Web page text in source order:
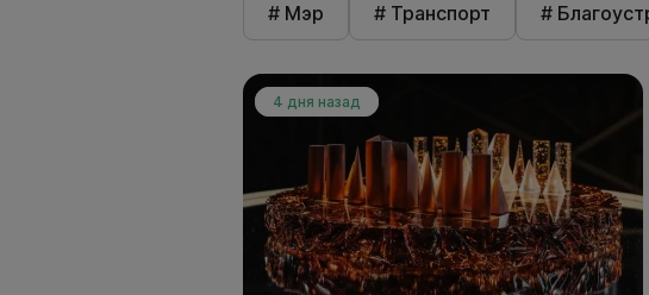
# Мэр # Транспорт #
4 дня назад